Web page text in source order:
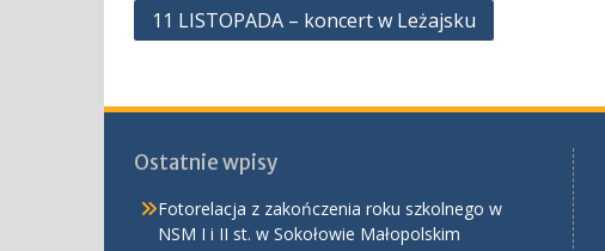
Nawigacja
11 LISTOPADA – koncert w Leżajsku
Ostatnie wpisy
Fotorelacja z zakończenia roku szkolnego w
NSM I i II st. w Sokołowie Małopolskim